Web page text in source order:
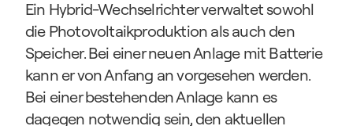
Ein Hybrid-Wechselrichter verwaltet sowohl
die Photovoltaikproduktion als auch den
Speicher. Bei einer neuen Anlage mit Batterie
kann er von Anfang an vorgesehen werden.
Bei einer bestehenden Anlage kann es
dagegen notwendig sein, den aktuellen